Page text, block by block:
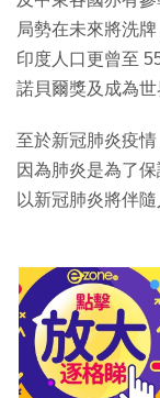
局勢在未來將洗
印度人口更曾至
諾貝爾獎及成為世
至於新冠肺炎疫
因為肺炎是為了
以新冠肺炎將伴